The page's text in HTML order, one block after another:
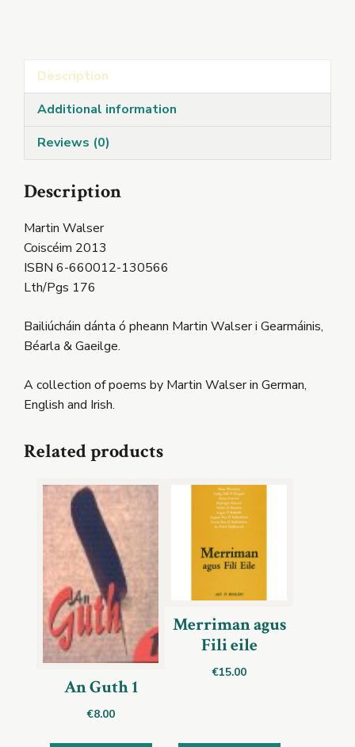
Description
Additional information
Reviews (0)
Description
Martin Walser
Coiscéim 2013
ISBN 6-660012-130566
Lth/Pgs 176
Bailiúcháin dánta ó pheann Martin Walser i Gearmáinis,
Béarla & Gaeilge.
A collection of poems by Martin Walser in German,
English and Irish.
Related products
An Guth 1
€8.00
Merriman agus
Fili eile
€15.00